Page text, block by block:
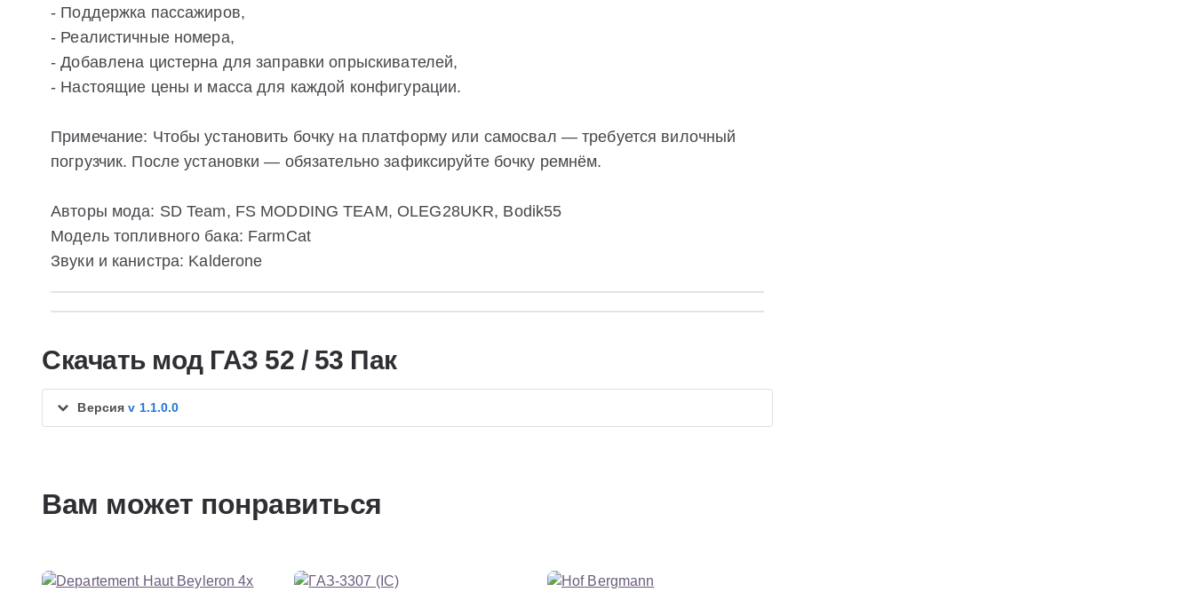
- Поддержка пассажиров,
- Реалистичные номера,
- Добавлена цистерна для заправки опрыскивателей,
- Настоящие цены и масса для каждой конфигурации.
Примечание: Чтобы установить бочку на платформу или самосвал — требуется вилочный
погрузчик. После установки — обязательно зафиксируйте бочку ремнём.
Авторы мода: SD Team, FS MODDING TEAM, OLEG28UKR, Bodik55
Модель топливного бака: FarmCat
Звуки и канистра: Kalderone
Скачать мод ГАЗ 52 / 53 Пак
Версияv 1.1.0.0
Вам может понравиться